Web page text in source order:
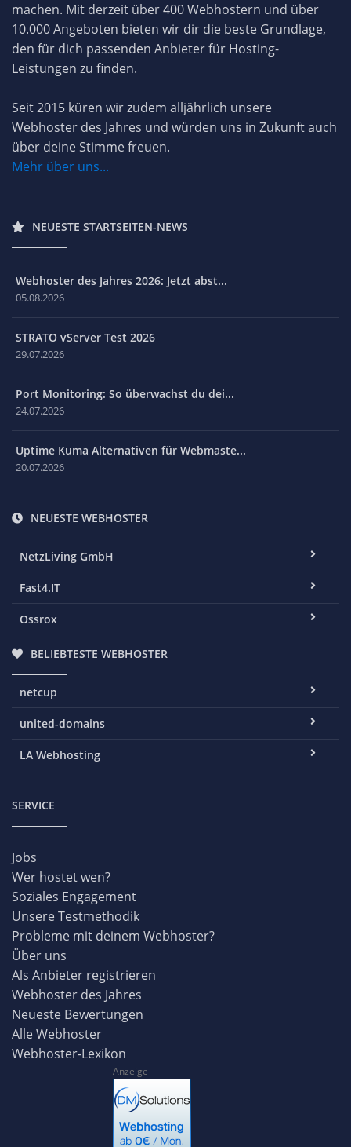
machen. Mit derzeit über 400 Webhostern und über
10.000 Angeboten bieten wir dir die beste Grundlage,
den für dich passenden Anbieter für Hosting-
Leistungen zu finden.
Seit 2015 küren wir zudem alljährlich unsere
Webhoster des Jahres und würden uns in Zukunft auch
über deine Stimme freuen.
Mehr über uns...
NEUESTE STARTSEITEN-NEWS
Webhoster des Jahres 2026: Jetzt abst...
05.08.2026
STRATO vServer Test 2026
29.07.2026
Port Monitoring: So überwachst du dei...
24.07.2026
Uptime Kuma Alternativen für Webmaste...
20.07.2026
NEUESTE WEBHOSTER
NetzLiving GmbH
Fast4.IT
Ossrox
BELIEBTESTE WEBHOSTER
netcup
united-domains
LA Webhosting
SERVICE
Jobs
Wer hostet wen?
Soziales Engagement
Unsere Testmethodik
Probleme mit deinem Webhoster?
Über uns
Als Anbieter registrieren
Webhoster des Jahres
Neueste Bewertungen
Alle Webhoster
Webhoster-Lexikon
Anzeige